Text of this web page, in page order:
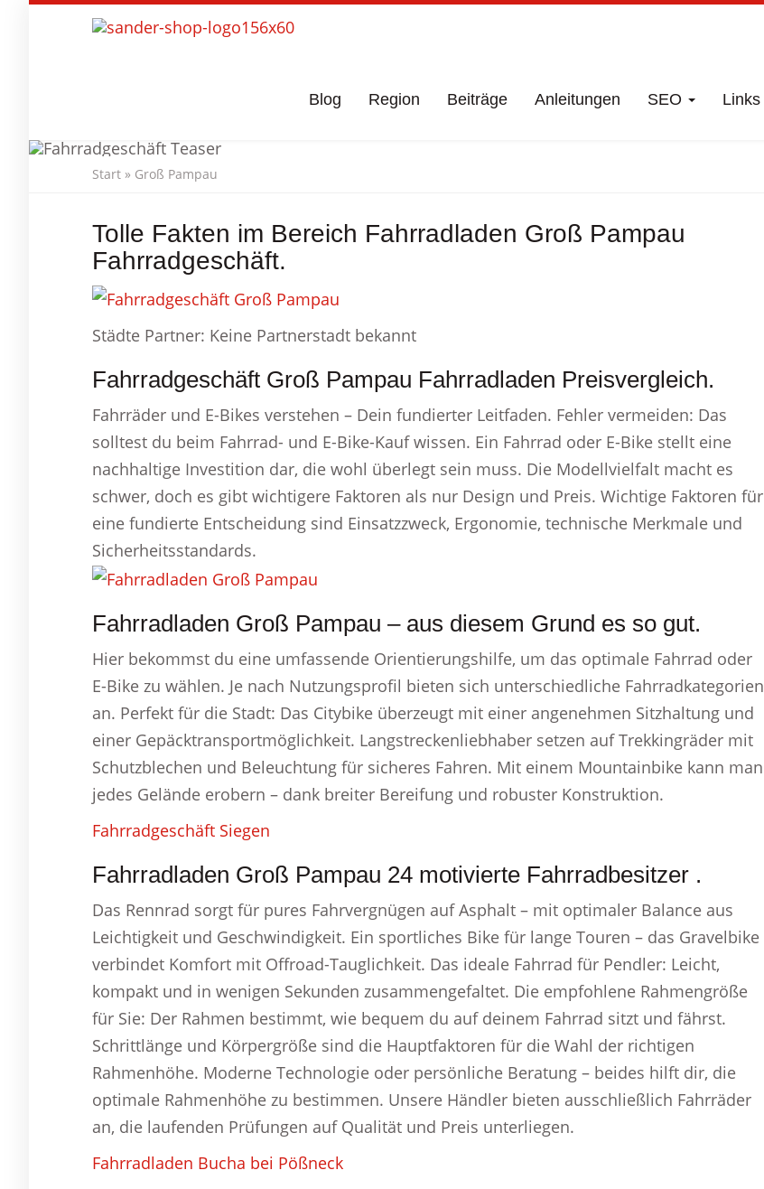
Blog Region Beiträge Anleitungen SEO Links
Start » Groß Pampau
Tolle Fakten im Bereich Fahrradladen Groß Pampau
Fahrradgeschäft.
Städte Partner: Keine Partnerstadt bekannt
Fahrradgeschäft Groß Pampau Fahrradladen Preisvergleich.
Fahrräder und E-Bikes verstehen – Dein fundierter Leitfaden. Fehler vermeiden: Das
solltest du beim Fahrrad- und E-Bike-Kauf wissen. Ein Fahrrad oder E-Bike stellt eine
nachhaltige Investition dar, die wohl überlegt sein muss. Die Modellvielfalt macht es
schwer, doch es gibt wichtigere Faktoren als nur Design und Preis. Wichtige Faktoren für
eine fundierte Entscheidung sind Einsatzzweck, Ergonomie, technische Merkmale und
Sicherheitsstandards.
Fahrradladen Groß Pampau – aus diesem Grund es so gut.
Hier bekommst du eine umfassende Orientierungshilfe, um das optimale Fahrrad oder
E-Bike zu wählen. Je nach Nutzungsprofil bieten sich unterschiedliche Fahrradkategorien
an. Perfekt für die Stadt: Das Citybike überzeugt mit einer angenehmen Sitzhaltung und
einer Gepäcktransportmöglichkeit. Langstreckenliebhaber setzen auf Trekkingräder mit
Schutzblechen und Beleuchtung für sicheres Fahren. Mit einem Mountainbike kann man
jedes Gelände erobern – dank breiter Bereifung und robuster Konstruktion.
Fahrradgeschäft Siegen
Fahrradladen Groß Pampau 24 motivierte Fahrradbesitzer .
Das Rennrad sorgt für pures Fahrvergnügen auf Asphalt – mit optimaler Balance aus
Leichtigkeit und Geschwindigkeit. Ein sportliches Bike für lange Touren – das Gravelbike
verbindet Komfort mit Offroad-Tauglichkeit. Das ideale Fahrrad für Pendler: Leicht,
kompakt und in wenigen Sekunden zusammengefaltet. Die empfohlene Rahmengröße
für Sie: Der Rahmen bestimmt, wie bequem du auf deinem Fahrrad sitzt und fährst.
Schrittlänge und Körpergröße sind die Hauptfaktoren für die Wahl der richtigen
Rahmenhöhe. Moderne Technologie oder persönliche Beratung – beides hilft dir, die
optimale Rahmenhöhe zu bestimmen. Unsere Händler bieten ausschließlich Fahrräder
an, die laufenden Prüfungen auf Qualität und Preis unterliegen.
Fahrradladen Bucha bei Pößneck